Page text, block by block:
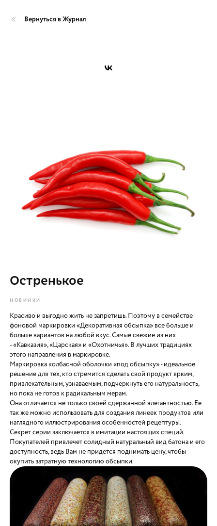
Вернуться в Журнал
Остренькое
НОВИНКИ
Красиво и выгодно жить не запретишь. Поэтому в семействе
фоновой маркировки «Декоративная обсыпка» все больше и
больше вариантов на любой вкус. Самые свежие из них
- «Кавказия», «Царская» и «Охотничья». В лучших традициях
этого направления в маркировке.
Маркировка колбасной оболочки «под обсыпку» - идеальное
решение для тех, кто стремится сделать свой продукт ярким,
привлекательным, узнаваемым, подчеркнуть его натуральность,
но пока не готов к радикальным мерам.
Она отличается не только своей сдержанной элегантностью. Ее
так же можно использовать для создания линеек продуктов или
наглядного иллюстрирования особенностей рецептуры.
Секрет серии заключается в имитации настоящих специй.
Покупателей привлечет солидный натуральный вид батона и его
доступность, ведь Вам не придется поднимать цену, чтобы
окупить затратную технологию обсыпки.